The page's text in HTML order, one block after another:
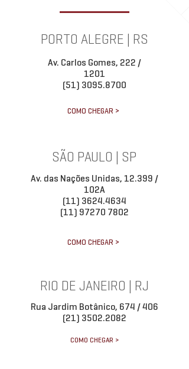
PORTO ALEGRE | RS
Av. Carlos Gomes, 222 /
1201
(51) 3095.8700
COMO CHEGAR >
SÃO PAULO | SP
Av. das Nações Unidas, 12.399 /
102A
(11) 3624.4634
(11) 97270 7802
COMO CHEGAR >
RIO DE JANEIRO | RJ
Rua Jardim Botânico, 674 / 406
(21) 3502.2082
COMO CHEGAR >